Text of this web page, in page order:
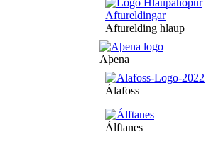
Afturelding hlaup
Aþena
Álafoss
Álftanes